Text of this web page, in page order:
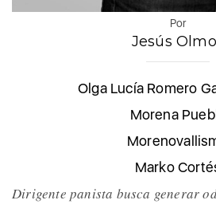
Por
Jesús
Olga Lucía Romero
Morena
Marko
Dirigente panista busca generar